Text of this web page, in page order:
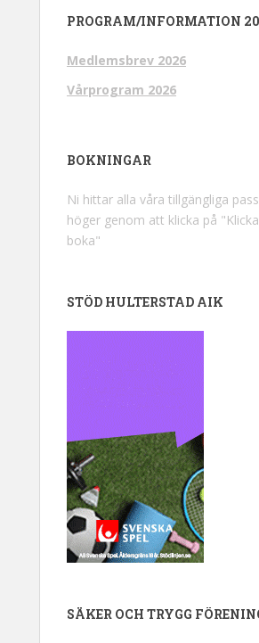
PROGRAM/INFORMATION
Medlemsbrev 2026
Vårprogram 2026
BOKNINGAR
Ni hittar alla våra tillgängliga
höger genom att klicka på
boka"
STÖD HULTERSTAD AIK
SÄKER OCH TRYGG